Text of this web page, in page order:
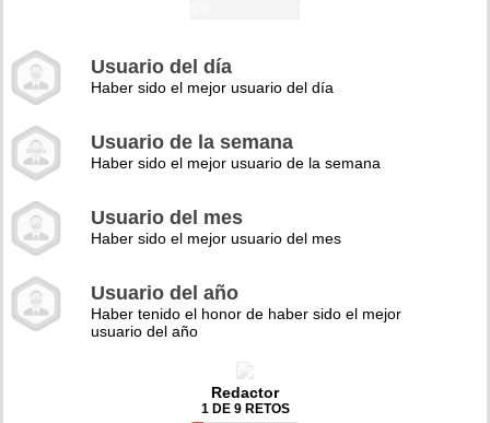
Usuario del día
Haber sido el mejor usuario del día
Usuario de la semana
Haber sido el mejor usuario de la semana
Usuario del mes
Haber sido el mejor usuario del mes
Usuario del año
Haber tenido el honor de haber sido el mejor
usuario del año
Redactor
1 DE 9 RETOS